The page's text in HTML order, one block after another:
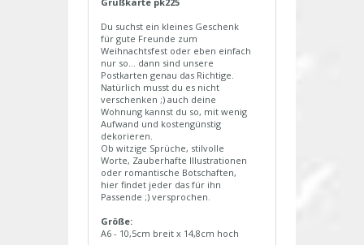
Du suchst ein kleines Geschenk
für gute Freunde zum
Weihnachtsfest oder eben einfach
nur so... dann sind unsere
Postkarten genau das Richtige.
Natürlich musst du es nicht
verschenken ;) auch deine
Wohnung kannst du so, mit wenig
Aufwand und kostengünstig
dekorieren.
Ob witzige Sprüche, stilvolle
Worte, Zauberhafte Illustrationen
oder romantische Botschaften,
hier findet jeder das für ihn
Passende ;) versprochen.
Größe:
A6 - 10,5cm breit x 14,8cm hoch